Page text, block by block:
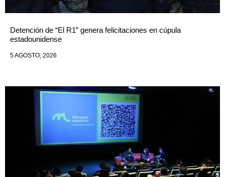
Detención de “El R1” genera felicitaciones en cúpula
estadounidense
5 AGOSTO, 2026